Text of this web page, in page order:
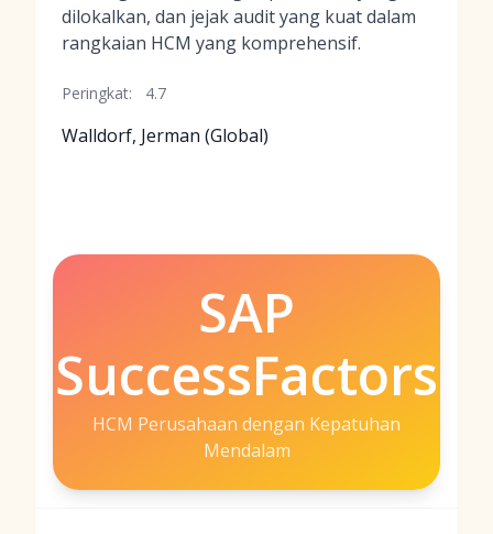
dilokalkan, dan jejak audit yang kuat dalam
rangkaian HCM yang komprehensif.
Peringkat: 4.7
Walldorf, Jerman (Global)
SAP
SuccessFactors
HCM Perusahaan dengan Kepatuhan
Mendalam